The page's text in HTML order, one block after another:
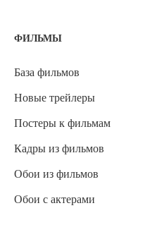
ФИЛЬМЫ
База фильмов
Новые трейлеры
Постеры к фильмам
Кадры из фильмов
Обои из фильмов
Обои с актерами